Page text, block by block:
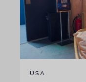
USA